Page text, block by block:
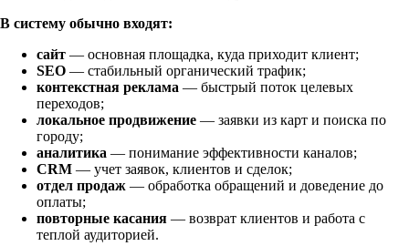
В систему обычно входят:
сайт — основная площадка, куда приходит клиент;
SEO — стабильный органический трафик;
контекстная реклама — быстрый поток целевых
переходов;
локальное продвижение — заявки из карт и поиска по
городу;
аналитика — понимание эффективности каналов;
CRM — учет заявок, клиентов и сделок;
отдел продаж — обработка обращений и доведение до
оплаты;
повторные касания — возврат клиентов и работа с
теплой аудиторией.